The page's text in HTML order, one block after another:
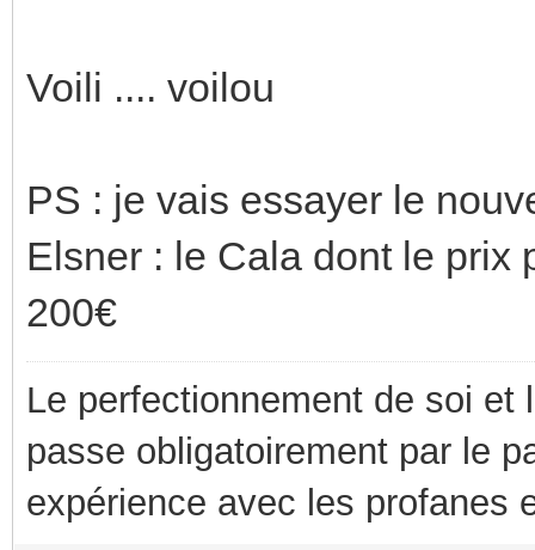
Voili .... voilou
PS : je vais essayer le
Elsner : le Cala dont le prix
200€
Le perfectionnement de soi
passe obligatoirement par le
expérience avec les profanes